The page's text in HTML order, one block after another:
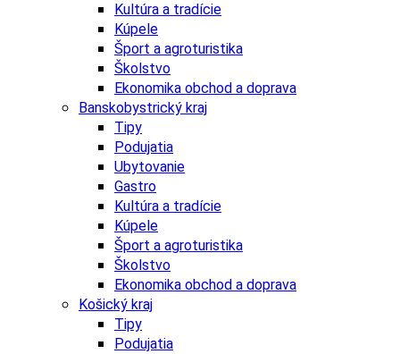
Kultúra a tradície
Kúpele
Šport a agroturistika
Školstvo
Ekonomika obchod a doprava
Banskobystrický kraj
Tipy
Podujatia
Ubytovanie
Gastro
Kultúra a tradície
Kúpele
Šport a agroturistika
Školstvo
Ekonomika obchod a doprava
Košický kraj
Tipy
Podujatia